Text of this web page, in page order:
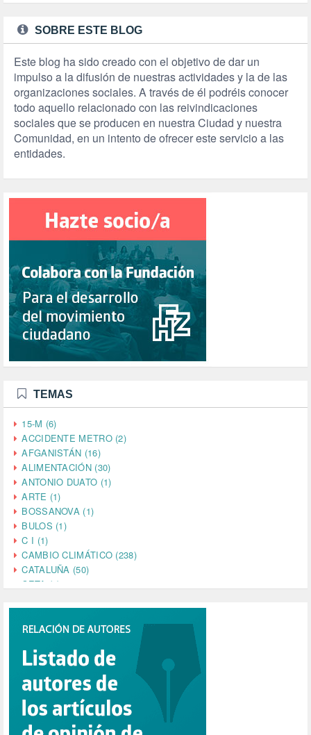
SOBRE ESTE BLOG
Este blog ha sido creado con el objetivo de dar un
impulso a la difusión de nuestras actividades y la de las
organizaciones sociales. A través de él podréis conocer
todo aquello relacionado con las reivindicaciones
sociales que se producen en nuestra Ciudad y nuestra
Comunidad, en un intento de ofrecer este servicio a las
entidades.
TEMAS
15-M (6)
ACCIDENTE METRO (2)
AFGANISTÁN (16)
ALIMENTACIÓN (30)
ANTONIO DUATO (1)
ARTE (1)
BOSSANOVA (1)
BULOS (1)
C I (1)
CAMBIO CLIMÁTICO (238)
CATALUÑA (50)
CETA (2)
CINE (35)
COMPROMISO (2)
CONFERENCIA (1)
CONSUMO (1)
CORONAVIRUS (155)
CORRUPCIÓN (215)
CULTURA (704)